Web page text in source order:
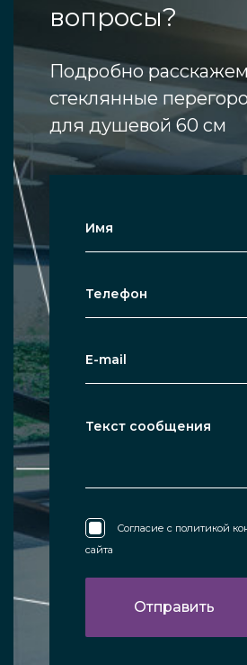
вопросы?
Подробно
стеклянные
для душевой 60 см
Согласие с политикой
сайта